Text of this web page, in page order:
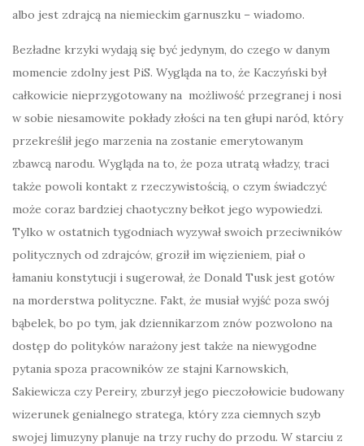
albo jest zdrajcą na niemieckim garnuszku – wiadomo.
Bezładne krzyki wydają się być jedynym, do czego w danym
momencie zdolny jest PiS. Wygląda na to, że Kaczyński był
całkowicie nieprzygotowany na możliwość przegranej i nosi
w sobie niesamowite pokłady złości na ten głupi naród, który
przekreślił jego marzenia na zostanie emerytowanym
zbawcą narodu. Wygląda na to, że poza utratą władzy, traci
także powoli kontakt z rzeczywistością, o czym świadczyć
może coraz bardziej chaotyczny bełkot jego wypowiedzi.
Tylko w ostatnich tygodniach wyzywał swoich przeciwników
politycznych od zdrajców, groził im więzieniem, piał o
łamaniu konstytucji i sugerował, że Donald Tusk jest gotów
na morderstwa polityczne. Fakt, że musiał wyjść poza swój
bąbelek, bo po tym, jak dziennikarzom znów pozwolono na
dostęp do polityków narażony jest także na niewygodne
pytania spoza pracowników ze stajni Karnowskich,
Sakiewicza czy Pereiry, zburzył jego pieczołowicie budowany
wizerunek genialnego stratega, który zza ciemnych szyb
swojej limuzyny planuje na trzy ruchy do przodu. W starciu z